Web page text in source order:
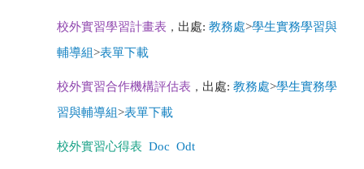
校外實習學習計畫表 ， 出處: 教務處>學生實務學習與
輔導組>表單下載
校外實習合作機構評估表 ， 出處: 教務處>學生實務學
習與輔導組>表單下載
校外實習心得表 Doc Odt